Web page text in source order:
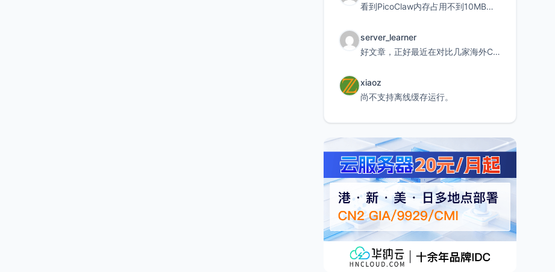
看到PicoClaw内存占用不到10MB这个数据真的很惊喜，确实很适合我这种想用旧设备折腾AI的小白
server_learner
好文章，正好最近在对比几家海外CDN。文中提到CF免费版不支持自定义回源端口和HOST这个痛点太真实
xiaoz
尚不支持离线缓存运行。